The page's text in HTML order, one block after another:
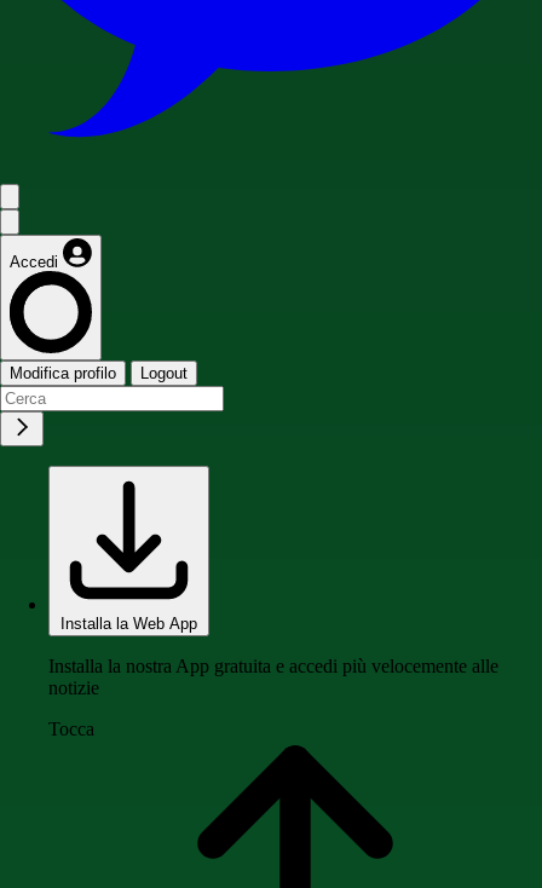
Accedi
Modifica profilo Logout
Installa la Web App
Installa la nostra App gratuita e accedi più velocemente alle
notizie
Tocca